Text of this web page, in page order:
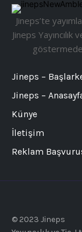
Jineps’te
Jineps
Jineps –
Jineps –
Künye
İletişim
Reklam
© 2023 Jineps